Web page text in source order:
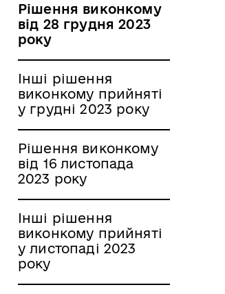
Рішення виконкому
від 28 грудня 2023
року
Інші рішення
виконкому прийняті
у грудні 2023 року
Рішення виконкому
від 16 листопада
2023 року
Інші рішення
виконкому прийняті
у листопаді 2023
року